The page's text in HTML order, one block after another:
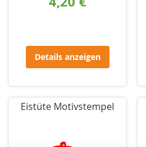
Details anzeigen
Eistüte Motivstempel